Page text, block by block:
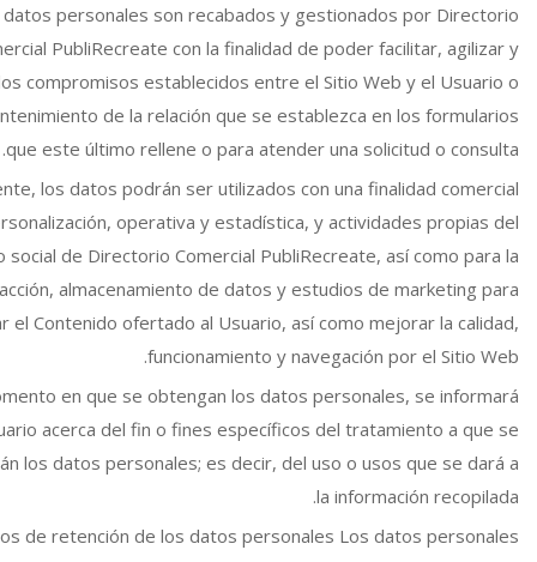
datos personales son recabados y gestionados por Directorio
PubliRecreate con la finalidad de poder facilitar, agilizar y
compromisos establecidos entre el Sitio Web y el Usuario o
de la relación que se establezca en los formularios
que este último rellene o para atender una solicitud o consulta.
los datos podrán ser utilizados con una finalidad comercial
operativa y estadística, y actividades propias del
social de Directorio Comercial PubliRecreate, así como para la
almacenamiento de datos y estudios de marketing para
el Contenido ofertado al Usuario, así como mejorar la calidad,
funcionamiento y navegación por el Sitio Web.
en que se obtengan los datos personales, se informará
acerca del fin o fines específicos del tratamiento a que se
los datos personales; es decir, del uso o usos que se dará a
la información recopilada.
de retención de los datos personales Los datos personales